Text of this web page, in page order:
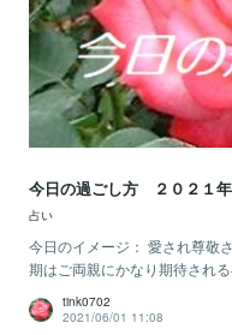
今日の過ごし方 ２０２１年
占い
今日のイメージ： 愛され尊敬
期はご両親にかなり期待され
tink0702
2021/06/01 11:08